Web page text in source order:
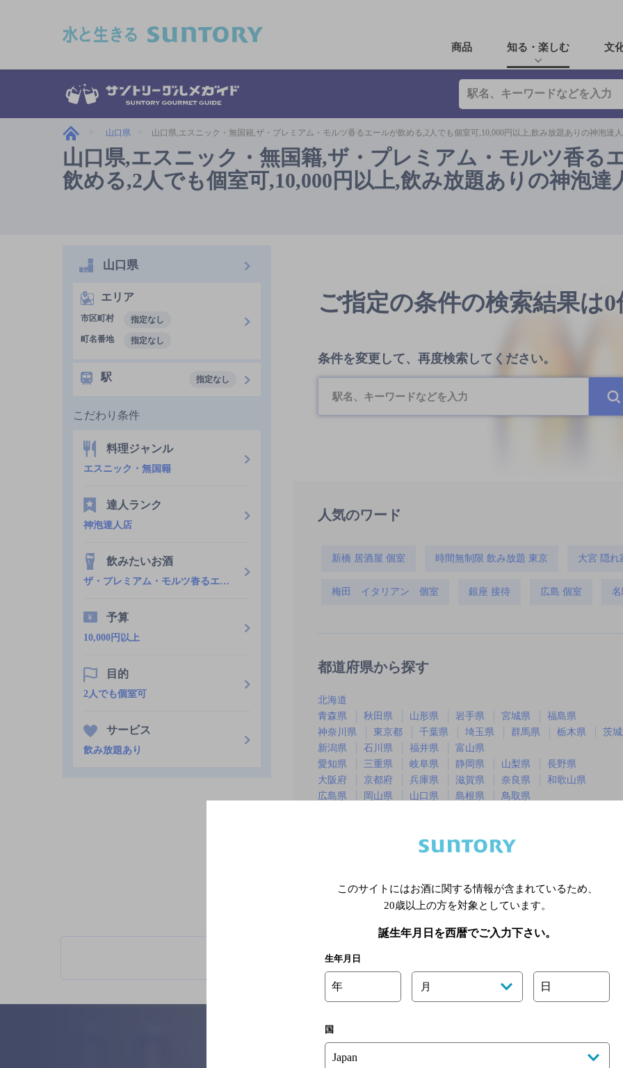
商品 知る・楽しむ 文
山口県 山口県,エスニック・無国籍,ザ・プレミアム・モルツ香るエールが飲める,2人でも個室可,10,000円以上,飲み放題ありの神泡達
山口県,エスニック・無国籍,ザ・プレミアム・モルツ香る
飲める,2人でも個室可,10,000円以上,飲み放題ありの神泡達
ご指定の条件の検索結果は0
条件を変更して、再度検索してください。
人気のワード
新橋 居酒屋 個室 時間無制限 飲み放題 東京 大宮 隠れ
梅田 イタリアン 個室 銀座 接待 広島 個室
都道府県から探す
北海道
青森県
秋田県 山形県 岩手県 宮城県
福島県
神奈川県
東京都 千葉県 埼玉県 群馬県 栃木県
茨
新潟県
石川県 福井県
富山県
愛知県
三重県 岐阜県 静岡県 山梨県
長野県
大阪府
京都府 兵庫県 滋賀県 奈良県
和歌山県
広島県
岡山県 山口県 島根県
鳥取県
※店舗によりハイボール取り扱い銘
山口県
エリア
市区町村
指定なし
町名番地
指定なし
駅 指定なし
こだわり条件
料理ジャンル
エスニック・無国籍
達人ランク
神泡達人店
飲みたいお酒
ザ・プレミアム・モルツ香るエール
予算
10,000円以上
目的
2人でも個室可
サービス
飲み放題あり
このサイトにはお酒に関する情報が含まれているため、
20歳以上の方を対象としています。
誕生年月日を西暦でご入力下さい。
生年月日
年 月 日
国